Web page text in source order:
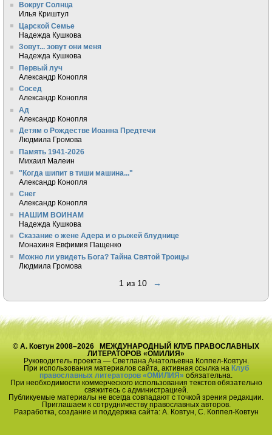
Вокруг Солнца
Илья Криштул
Царской Семье
Надежда Кушкова
Зовут... зовут они меня
Надежда Кушкова
Первый луч
Александр Конопля
Сосед
Александр Конопля
Ад
Александр Конопля
Детям о Рождестве Иоанна Предтечи
Людмила Громова
Память 1941-2026
Михаил Малеин
"Когда шипит в тиши машина..."
Александр Конопля
Снег
Александр Конопля
НАШИМ ВОИНАМ
Надежда Кушкова
Сказание о жене Адера и о рыжей блуднице
Монахиня Евфимия Пащенко
Можно ли увидеть Бога? Тайна Святой Троицы
Людмила Громова
1 из 10 →
© А. Ковтун 2008–2026 МЕЖДУНАРОДНЫЙ КЛУБ ПРАВОСЛАВНЫХ
ЛИТЕРАТОРОВ «ОМИЛИЯ»
Руководитель проекта — Светлана Анатольевна Коппел-Ковтун.
При использования материалов сайта, активная ссылка на Клуб
православных литераторов «ОМИЛИЯ» обязательна.
При необходимости коммерческого использования текстов обязательно
свяжитесь с администрацией.
Публикуемые материалы не всегда совпадают с точкой зрения редакции.
Приглашаем к сотрудничеству православных авторов.
Разработка, создание и поддержка сайта: А. Ковтун, С. Коппел-Ковтун